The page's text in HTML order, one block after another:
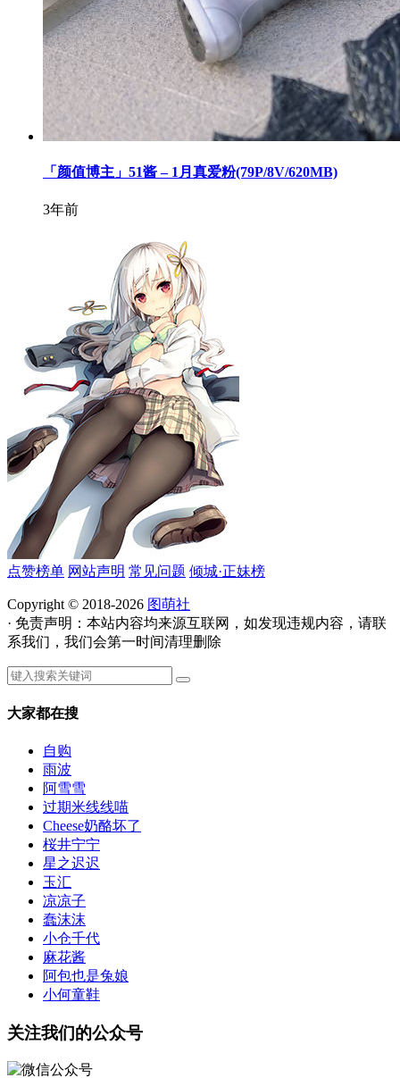
「颜值博主」51酱 – 1月真爱粉(79P/8V/620MB)
3年前
点赞榜单 网站声明 常见问题 倾城·正妹榜
Copyright © 2018-2026 图萌社
· 免责声明：本站内容均来源互联网，如发现违规内容，请联
系我们，我们会第一时间清理删除
大家都在搜
自购
雨波
阿雪雪
过期米线线喵
Cheese奶酪坏了
桜井宁宁
星之迟迟
玉汇
凉凉子
蠢沫沫
小仓千代
麻花酱
阿包也是兔娘
小何童鞋
关注我们的公众号